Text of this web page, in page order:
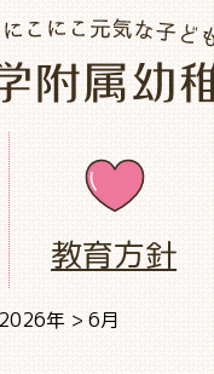
教育方針
2026年>6月